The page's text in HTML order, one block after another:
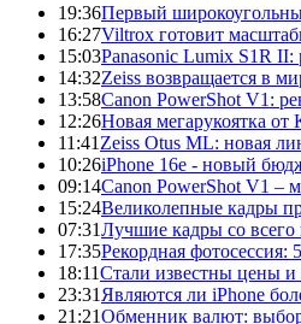
19:36Первый
16:27Viltrox готовит
15:03Panasonic Lumix S1R
14:32Zeiss возвращается в
13:58Canon PowerShot V1:
12:26Новая мегарукоятка
11:41 Zeiss Otus ML: новая
10:26iPhone 16e - новый
09:14Canon PowerShot V1 –
15:24Великолепные кадры
07:31Лучшие кадры со
17:35Рекордная фотосессия:
18:11Стали известны цены и
23:31 Являются ли iPhone
21:21Обменник валют: